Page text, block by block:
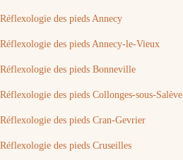
Réflexologie des pieds Annecy
Réflexologie des pieds Annecy-le-Vieux
Réflexologie des pieds Bonneville
Réflexologie des pieds Collonges-sous-Salève
Réflexologie des pieds Cran-Gevrier
Réflexologie des pieds Cruseilles